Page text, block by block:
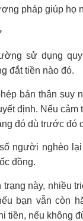
pháp giúp họ
sử dụng
đắt tiền nào đó.
bản thân suy
định. Nếu cảm
đó dù trước đó
người nghèo
đồng.
này, nhiều
bạn vẫn còn
tiền, nếu không